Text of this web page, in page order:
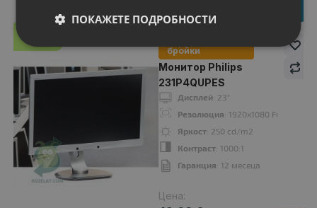
A-
клас
КЛАС
бройки
Монитор Philips
231P4QUPES
Дисплей: 23"
Резолюция: 1920x1080 Full HD
Яркост: 250 cd/m2
Контраст: 1000:1
Гаранция: 12 месеца
Цена:
ПОКАЖЕТЕ ПОДРОБНОСТИ